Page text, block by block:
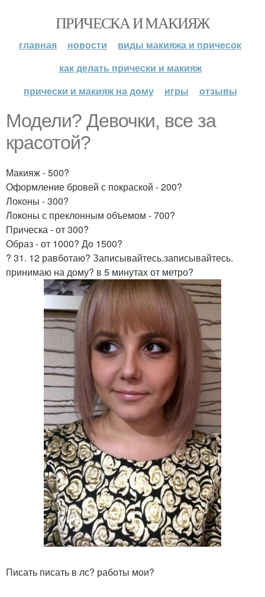
ПРИЧЕСКА И МАКИЯЖ
главная новости
виды макияжа и причесок
как делать прически и макияж
прически и макияж на дому
игры отзывы
Модели? Девочки, все за
красотой?
Макияж - 500?
Оформление бровей с покраской - 200?
Локоны - 300?
Локоны с преклонным объемом - 700?
Прическа - от 300?
Образ - от 1000? До 1500?
? 31. 12 равботаю? Записывайтесь.записывайтесь.
принимаю на дому? в 5 минутах от метро?
Писать писать в лс? работы мои?